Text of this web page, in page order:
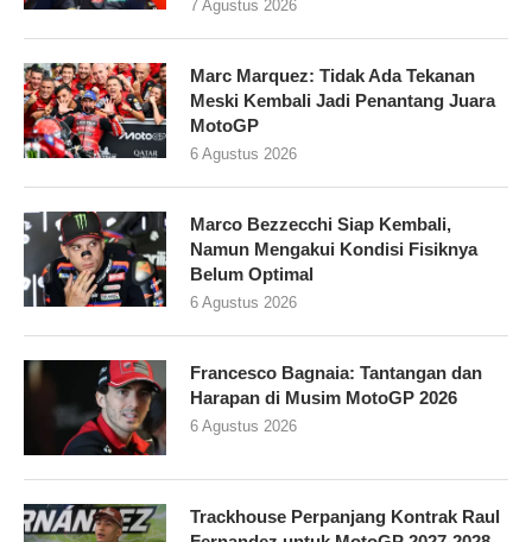
7 Agustus 2026
Marc Marquez: Tidak Ada Tekanan
Meski Kembali Jadi Penantang Juara
MotoGP
6 Agustus 2026
Marco Bezzecchi Siap Kembali,
Namun Mengakui Kondisi Fisiknya
Belum Optimal
6 Agustus 2026
Francesco Bagnaia: Tantangan dan
Harapan di Musim MotoGP 2026
6 Agustus 2026
Trackhouse Perpanjang Kontrak Raul